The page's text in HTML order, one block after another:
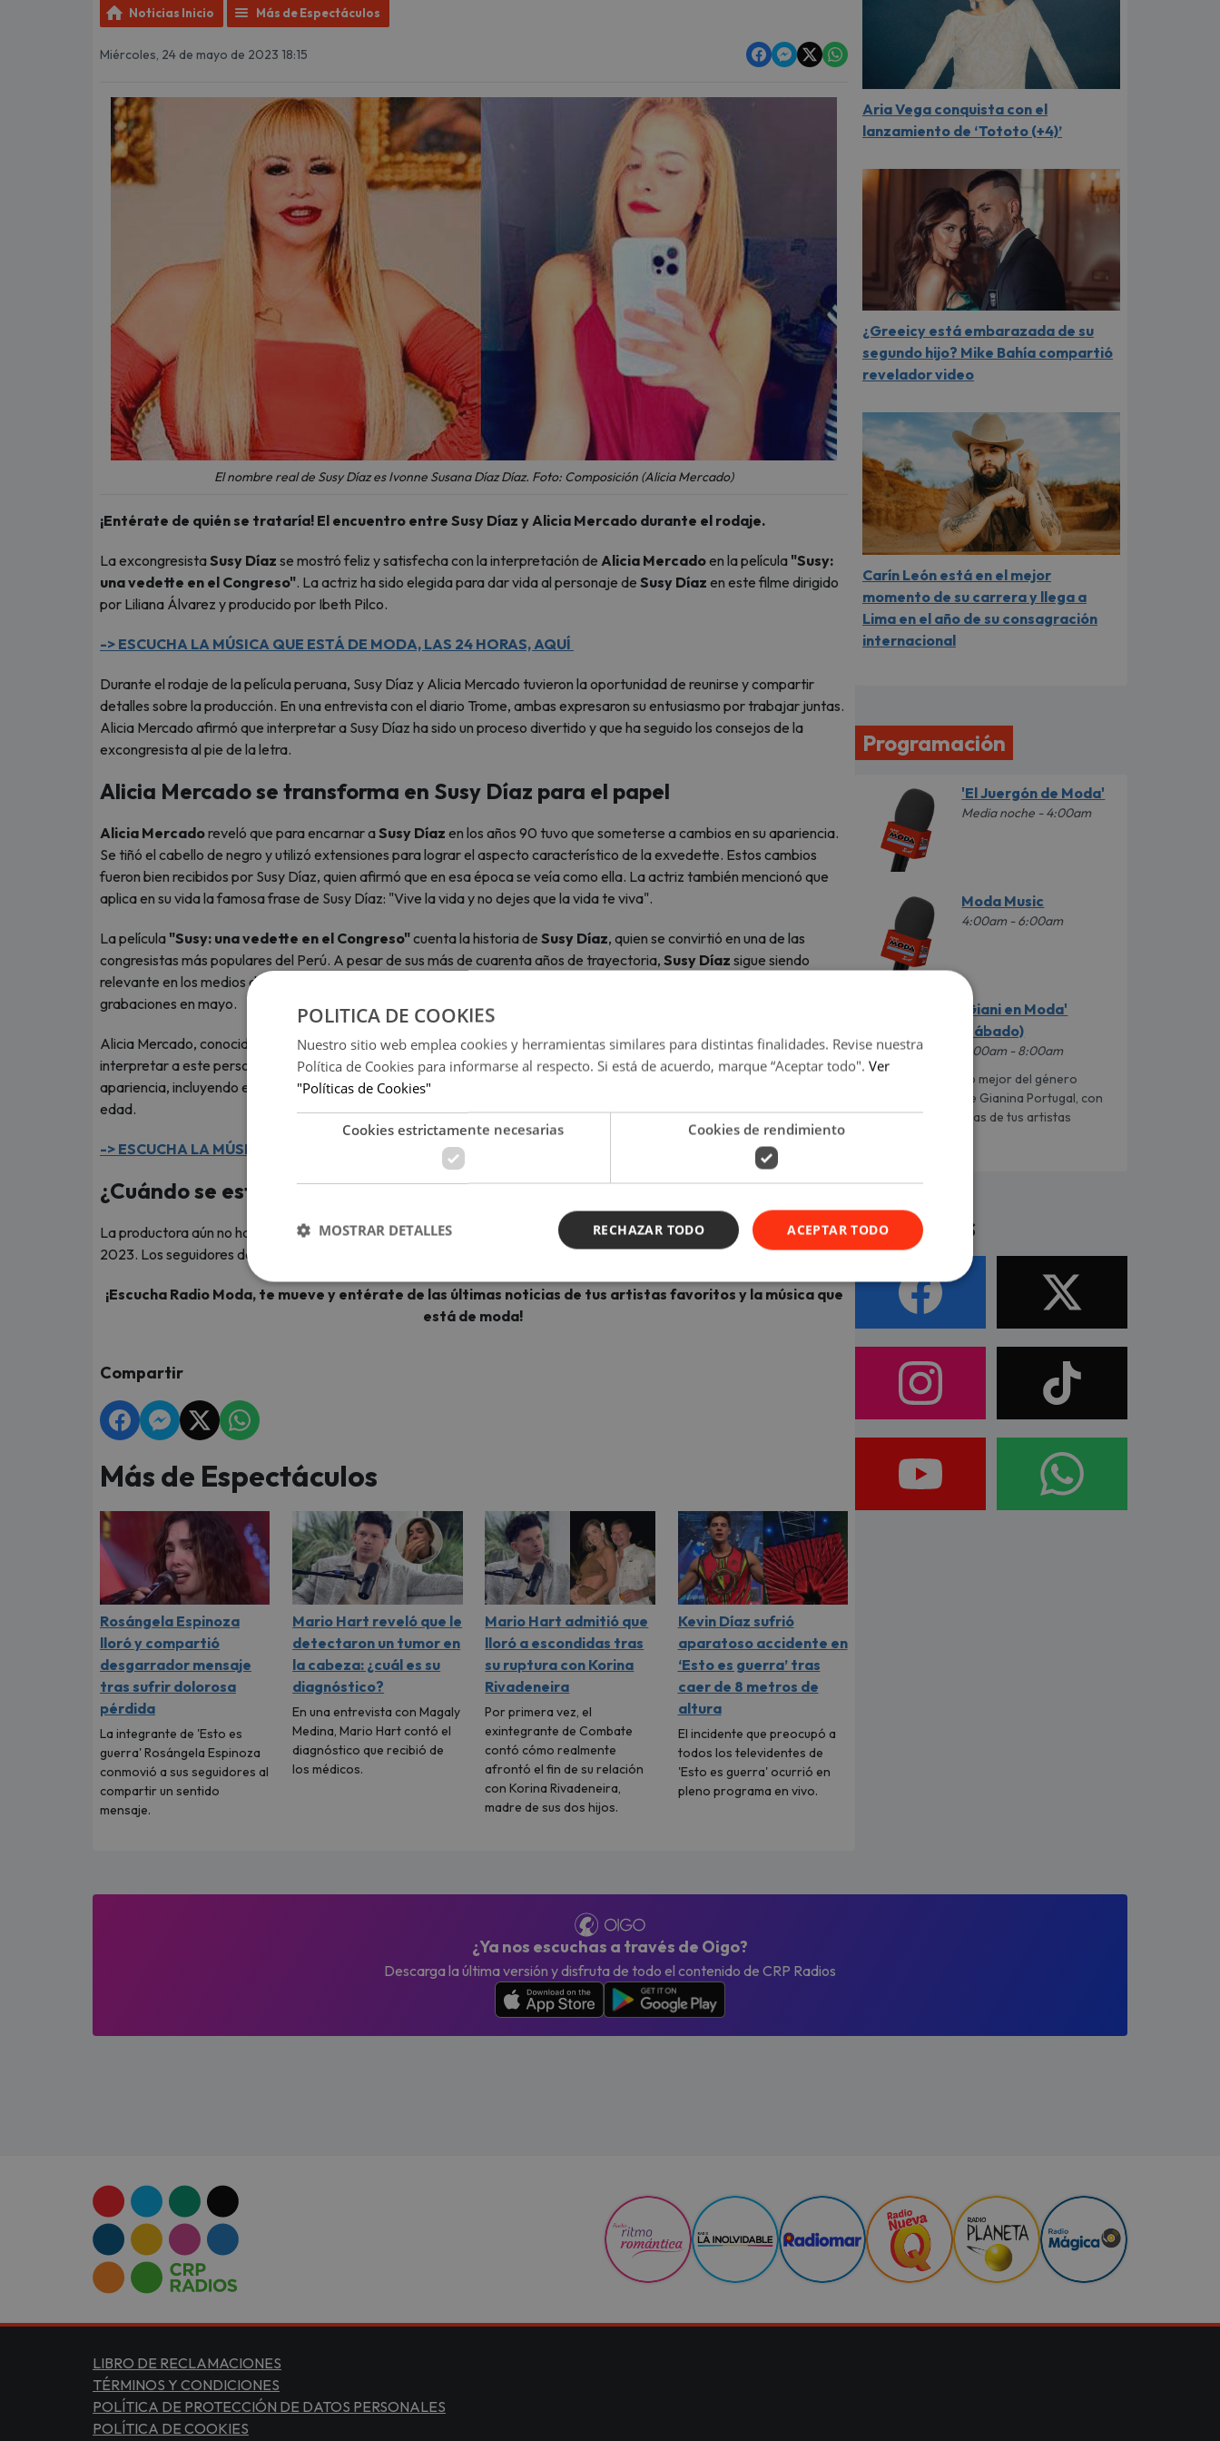
Noticias Inicio Más de Espectáculos
Miércoles, 24 de mayo de 2023 18:15
El nombre real de Susy Díaz es Ivonne Susana Díaz Díaz. Foto: Composición (Alicia Mercado)
¡Entérate de quién se trataría! El encuentro entre Susy Díaz y Alicia Mercado durante el rodaje.
La excongresistaSusy Díaz se mostró feliz y satisfecha con la interpretación de Alicia Mercadoen la película "Susy:
una vedette en el Congreso". La actriz ha sido elegida para dar vida al personaje de Susy Díaz en este filme dirigido
por Liliana Álvarez y producido por Ibeth Pilco.
-> ESCUCHA LA MÚSICA QUE ESTÁ DE MODA, LAS 24 HORAS, AQUÍ
Durante el rodaje de la película peruana, Susy Díaz y Alicia Mercado tuvieron la oportunidad de reunirse y compartir
detalles sobre la producción. En una entrevista con el diario Trome, ambas expresaron su entusiasmo por trabajar juntas.
Alicia Mercado afirmó que interpretar a Susy Díaz ha sido un proceso divertido y que ha seguido los consejos de la
excongresista al pie de la letra.
Alicia Mercado se transforma en Susy Díaz para el papel
Alicia Mercadoreveló que para encarnar aSusy Díaz en los años 90 tuvo que someterse a cambios en su apariencia.
Se tiñó el cabello de negro y utilizó extensiones para lograr el aspecto característico de la exvedette. Estos cambios
fueron bien recibidos por Susy Díaz, quien afirmó que en esa época se veía como ella. La actriz también mencionó que
aplica en su vida la famosa frase de Susy Díaz: "Vive la vida y no dejes que la vida te viva".
La película "Susy: una vedette en el Congreso"cuenta la historia de Susy Díaz, quien se convirtió en una de las
congresistas más populares del Perú. A pesar de sus más de cuarenta años de trayectoria, Susy Díaz sigue siendo
relevante en los medios de comunicación. El filme se estrenará el próximo 26 de octubre, tras haber comenzado las
grabaciones en mayo.
Alicia Mercado, conocida por su participación en telenovelas, fue seleccionada después de un riguroso casting para
interpretar a este personaje mediático. Su transformación enSusy Díazha requerido un cambio radical en su
apariencia, incluyendo el cabello rubio característico de la excongresista cuando ingresó al Congreso a los 29 años de
edad.
-> ESCUCHA LA MÚSICA QUE ESTÁ DE MODA, LAS 24 HORAS, AQUÍ
¿Cuándo se estrena 'Susy: Una vedette en el Congreso'?
La productora aún no ha revelado una fecha exacta, se ha confirmado que la cinta llegará en el transcurso de este año
2023. Los seguidores de la producción esperan ansiosos por más detalles sobre este proyecto cinematográfico.
¡Escucha Radio Moda, te mueve y entérate de las últimas noticias de tus artistas favoritos y la música que
está de moda!
Compartir
Más de Espectáculos
Rosángela Espinoza
lloró y compartió
desgarrador mensaje
tras sufrir dolorosa
pérdida
La integrante de 'Esto es
guerra' Rosángela Espinoza
conmovió a sus seguidores al
compartir un sentido
mensaje.
Mario Hart reveló que le
detectaron un tumor en
la cabeza: ¿cuál es su
diagnóstico?
En una entrevista con Magaly
Medina, Mario Hart contó el
diagnóstico que recibió de
los médicos.
Mario Hart admitió que
lloró a escondidas tras
su ruptura con Korina
Rivadeneira
Por primera vez, el
exintegrante de Combate
contó cómo realmente
afrontó el fin de su relación
con Korina Rivadeneira,
madre de sus dos hijos.
Kevin Díaz sufrió
aparatoso accidente en
‘Esto es guerra’ tras
caer de 8 metros de
altura
El incidente que preocupó a
todos los televidentes de
'Esto es guerra' ocurrió en
pleno programa en vivo.
Aria Vega conquista con el
lanzamiento de ‘Tototo (+4)’
¿Greeicy está embarazada de su
segundo hijo? Mike Bahía compartió
revelador video
Carín León está en el mejor
momento de su carrera y llega a
Lima en el año de su consagración
internacional
Programación
'El Juergón de Moda'
Media noche - 4:00am
Moda Music
4:00am - 6:00am
'Giani en Moda'
(sábado)
6:00am - 8:00am
Lo mejor del género
urbano al mando de Gianina Portugal, con
los datos más caletas de tus artistas
Síguenos
¿Ya nos escuchas a través de Oigo?
Descarga la última versión y disfruta de todo el contenido de CRP Radios
LIBRO DE RECLAMACIONES
TÉRMINOS Y CONDICIONES
POLÍTICA DE PROTECCIÓN DE DATOS PERSONALES
POLÍTICA DE COOKIES
POLITICA DE COOKIES
Nuestro sitio web emplea cookies y herramientas similares para distintas finalidades. Revise nuestra
Política de Cookies para informarse al respecto. Si está de acuerdo, marque “Aceptar todo". Ver
"Políticas de Cookies"
Cookies estrictamente necesarias Cookies de rendimiento
ACEPTAR TODO
RECHAZAR TODO
MOSTRAR DETALLES